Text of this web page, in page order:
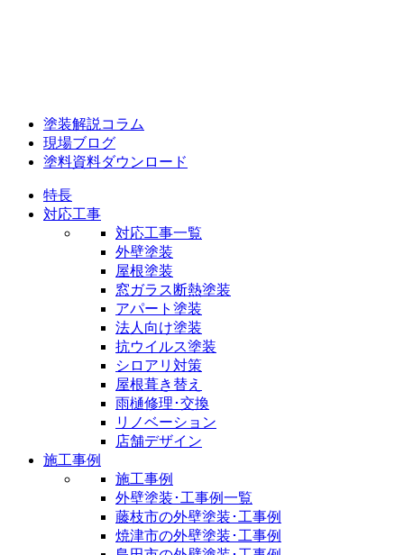
塗装解説コラム
現場ブログ
塗料資料ダウンロード
特長
対応工事
対応工事一覧
外壁塗装
屋根塗装
窓ガラス断熱塗装
アパート塗装
法人向け塗装
抗ウイルス塗装
シロアリ対策
屋根葺き替え
雨樋修理･交換
リノベーション
店舗デザイン
施工事例
施工事例
外壁塗装･工事例一覧
藤枝市の外壁塗装･工事例
焼津市の外壁塗装･工事例